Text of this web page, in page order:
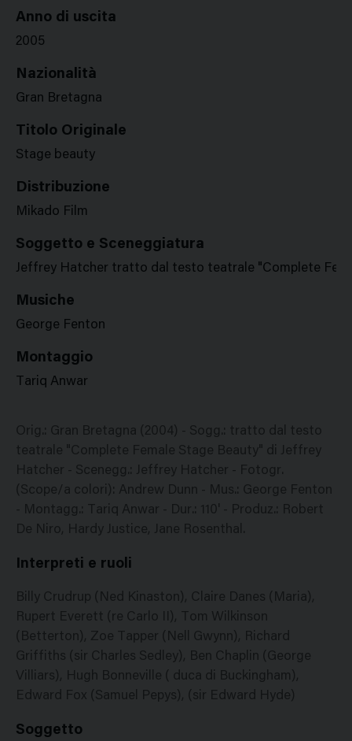
Anno di uscita
2005
Nazionalità
Gran Bretagna
Titolo Originale
Stage beauty
Distribuzione
Mikado Film
Soggetto e Sceneggiatura
Jeffrey Hatcher tratto dal testo teatrale "Complete
Musiche
George Fenton
Montaggio
Tariq Anwar
Orig.: Gran Bretagna (2004) - Sogg.: tratto dal testo
teatrale "Complete Female Stage Beauty" di Jeffrey
Hatcher - Scenegg.: Jeffrey Hatcher - Fotogr.
(Scope/a colori): Andrew Dunn - Mus.: George Fenton
- Montagg.: Tariq Anwar - Dur.: 110' - Produz.: Robert
De Niro, Hardy Justice, Jane Rosenthal.
Interpreti e ruoli
Billy Crudrup (Ned Kinaston), Claire Danes (Maria),
Rupert Everett (re Carlo II), Tom Wilkinson
(Betterton), Zoe Tapper (Nell Gwynn), Richard
Griffiths (sir Charles Sedley), Ben Chaplin (George
Villiars), Hugh Bonneville ( duca di Buckingham),
Edward Fox (Samuel Pepys), (sir Edward Hyde)
Soggetto